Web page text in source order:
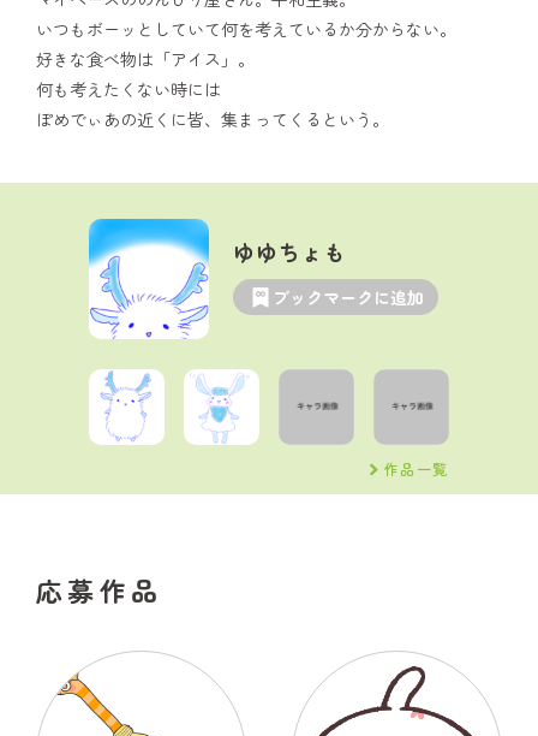
いつもボーッとしていて何を考えているか分からない。
好きな食べ物は「アイス」。
何も考えたくない時には
ぽめでぃあの近くに皆、集まってくるという。
ゆゆちょも
ブックマークに追加
作品一覧
応募作品